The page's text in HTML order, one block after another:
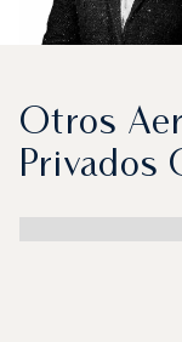
Otros
Privados